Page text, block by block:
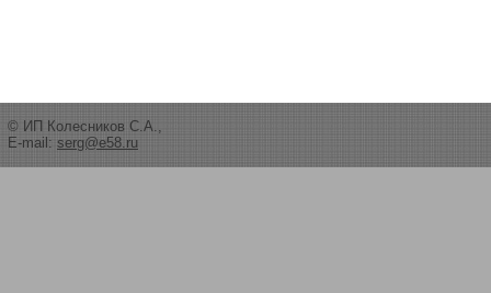
© ИП Колесников С.А.,
E-mail: serg@e58.ru